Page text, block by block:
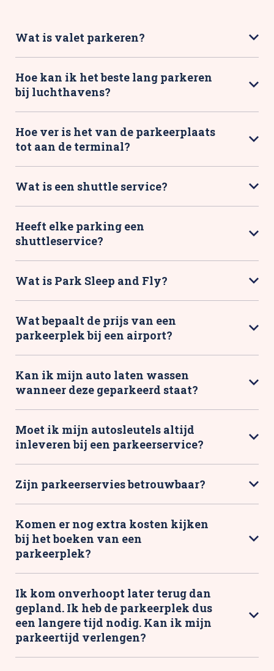
Wat is valet parkeren?
Hoe kan ik het beste lang parkeren
bij luchthavens?
Hoe ver is het van de parkeerplaats
tot aan de terminal?
Wat is een shuttle service?
Heeft elke parking een
shuttleservice?
Wat is Park Sleep and Fly?
Wat bepaalt de prijs van een
parkeerplek bij een airport?
Kan ik mijn auto laten wassen
wanneer deze geparkeerd staat?
Moet ik mijn autosleutels altijd
inleveren bij een parkeerservice?
Zijn parkeerservies betrouwbaar?
Komen er nog extra kosten kijken
bij het boeken van een
parkeerplek?
Ik kom onverhoopt later terug dan
gepland. Ik heb de parkeerplek dus
een langere tijd nodig. Kan ik mijn
parkeertijd verlengen?